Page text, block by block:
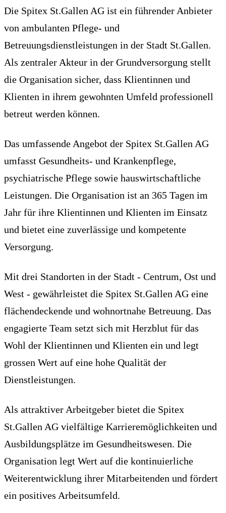
Die Spitex St.Gallen AG ist ein führender Anbieter
von ambulanten Pflege- und
Betreuungsdienstleistungen in der Stadt St.Gallen.
Als zentraler Akteur in der Grundversorgung stellt
die Organisation sicher, dass Klientinnen und
Klienten in ihrem gewohnten Umfeld professionell
betreut werden können.
Das umfassende Angebot der Spitex St.Gallen AG
umfasst Gesundheits- und Krankenpflege,
psychiatrische Pflege sowie hauswirtschaftliche
Leistungen. Die Organisation ist an 365 Tagen im
Jahr für ihre Klientinnen und Klienten im Einsatz
und bietet eine zuverlässige und kompetente
Versorgung.
Mit drei Standorten in der Stadt - Centrum, Ost und
West - gewährleistet die Spitex St.Gallen AG eine
flächendeckende und wohnortnahe Betreuung. Das
engagierte Team setzt sich mit Herzblut für das
Wohl der Klientinnen und Klienten ein und legt
grossen Wert auf eine hohe Qualität der
Dienstleistungen.
Als attraktiver Arbeitgeber bietet die Spitex
St.Gallen AG vielfältige Karrieremöglichkeiten und
Ausbildungsplätze im Gesundheitswesen. Die
Organisation legt Wert auf die kontinuierliche
Weiterentwicklung ihrer Mitarbeitenden und fördert
ein positives Arbeitsumfeld.